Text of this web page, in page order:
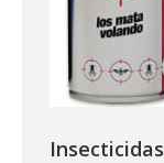
Insecticidas